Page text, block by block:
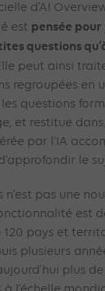
d’AI
est pensée
questions
peut ainsi
regroupées en
questions
et restitue
par l’IA
le
n’est pas une
est
pays et
plusieurs
plus